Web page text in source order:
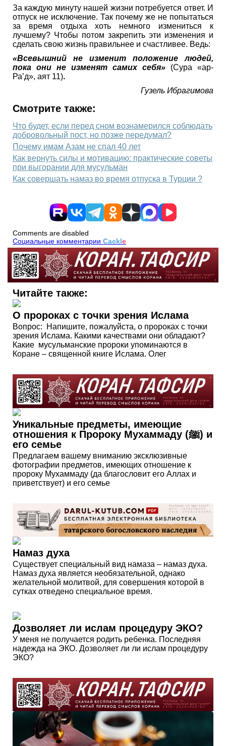
За каждую минуту нашей жизни потребуется ответ. И
отпуск не исключение. Так почему же не попытаться
за время отдыха хоть немного измениться к
лучшему? Чтобы потом закрепить эти изменения и
сделать свою жизнь правильнее и счастливее. Ведь:
«Всевышний не изменит положение людей,
пока они не изменят самих себя» (Сура «ар-
Ра’д», аят 11).
Гузель Ибрагимова
Смотрите также:
Что будет, если перед сном вознамерился соблюдать
добровольный пост, но позже передумал?
Почему имам Азам не спал 40 лет
Как вернуть силы и мотивацию: практические советы
при выгорании для мусульман
Как совершать намаз во время отпуска в Турции ?
Comments are disabled
Социальные комментарии Cackle
Читайте также:
О пророках с точки зрения Ислама
Вопрос: Напишите, пожалуйста, о пророках с точки
зрения Ислама. Какими качествами они обладают?
Какие мусульманские пророки упоминаются в
Коране – священной книге Ислама. Олег
Уникальные предметы, имеющие
отношения к Пророку Мухаммаду (ﷺ) и
его семье
Предлагаем вашему вниманию эксклюзивные
фотографии предметов, имеющих отношение к
пророку Мухаммаду (да благословит его Аллах и
приветствует) и его семье
Намаз духа
Существует специальный вид намаза – намаз духа.
Намаз духа является необязательной, однако
желательной молитвой, для совершения которой в
сутках отведено специальное время.
Дозволяет ли ислам процедуру ЭКО?
У меня не получается родить ребенка. Последняя
надежда на ЭКО. Дозволяет ли ли ислам процедуру
ЭКО?